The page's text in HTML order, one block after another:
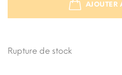
AJOUTER
Rupture de stock